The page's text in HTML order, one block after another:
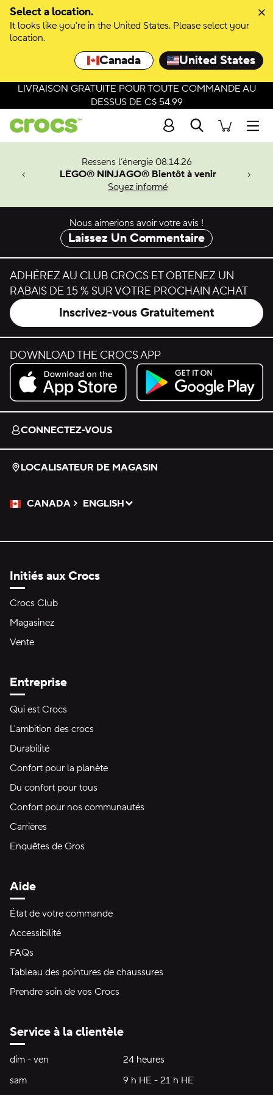
Select a location.
It looks like you're in the United States. Please select your
location.
Canada United States
Passer à la sélection de couleurs
Passer aux détails du produit
LIVRAISON GRATUITE POUR TOUTE COMMANDE AU
DESSUS DE C$ 54.99
Recherche
Ressens l’énergie 08.14.26
LEGO® NINJAGO® Bientôt à venir
Soyez informé
Man.
Nous aimerions avoir votre avis !
Laissez Un Commentaire
ADHÉREZ AU CLUB CROCS ET OBTENEZ UN
RABAIS DE 15 % SUR VOTRE PROCHAIN ACHAT
Inscrivez-vous Gratuitement
DOWNLOAD THE CROCS APP
Download on the App Store.
Get it on Google Play.
CONNECTEZ-VOUS
LOCALISATEUR DE MAGASIN
CANADA
Veuillez sélectionner une langue
ENGLISH
Sélectionné
Initiés aux Crocs
Crocs Club
Magasinez
Vente
Entreprise
Qui est Crocs
L'ambition des crocs
Durabilité
Confort pour la planète
Du confort pour tous
Confort pour nos communautés
Carrières
Enquêtes de Gros
Aide
État de votre commande
Accessibilité
FAQs
Tableau des pointures de chaussures
Prendre soin de vos Crocs
Service à la clientèle
Heures d'ouverture:
dim - ven dimanche à vendredi24 heures24 heures
sam
9 h HE - 21 h HE9 h HE - 21 h HE